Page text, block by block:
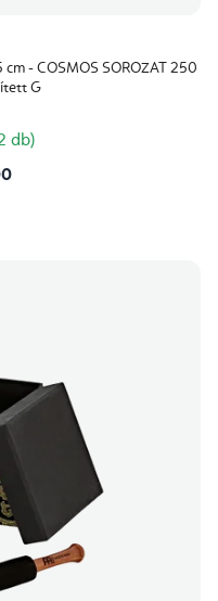
- COSMOS SOROZAT 250
G
db)